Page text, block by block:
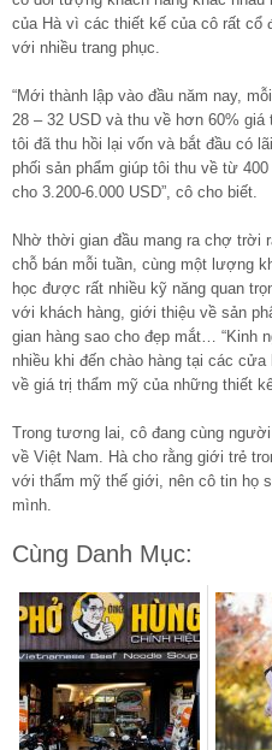
của Hà vì các thiết kế của cô rất cổ
với nhiều trang phục.
“Mới thành lập vào đầu năm nay,
28 – 32 USD và thu về hơn 60%
tôi đã thu hồi lại vốn và bắt đầu có
phối sản phẩm giúp tôi thu về từ
cho 3.200-6.000 USD”, cô cho biết.
Nhờ thời gian đầu mang ra chợ trời
chỗ bán mỗi tuần, cùng một lượng
học được rất nhiều kỹ năng quan
với khách hàng, giới thiệu về sản
gian hàng sao cho đẹp mắt… “Kinh
nhiều khi đến chào hàng tại các
về giá trị thẩm mỹ của những thiết
Trong tương lai, cô đang cùng
về Việt Nam. Hà cho rằng giới trẻ
với thẩm mỹ thế giới, nên cô tin họ
mình.
Cùng Danh Mục: